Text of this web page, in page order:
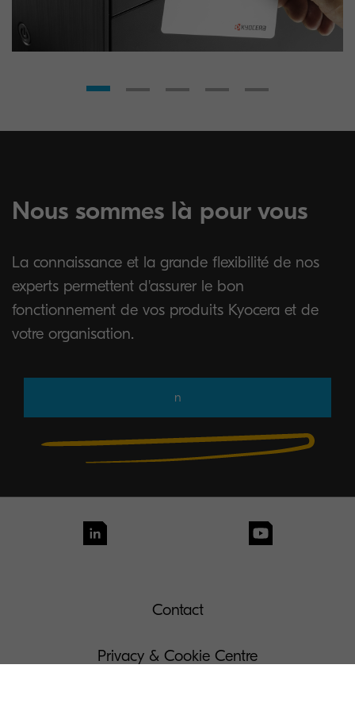
Nous sommes là pour vous
La connaissance et la grande flexibilité de nos
experts permettent d'assurer le bon
fonctionnement de vos produits Kyocera et de
votre organisation.
n
Contact
Privacy & Cookie Centre